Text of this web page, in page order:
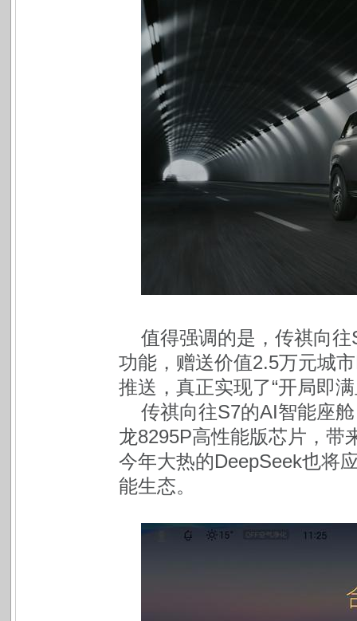
值得强调的是，传祺向
功能，赠送价值2.5万元城
推送，真正实现了“开局即满
传祺向往S7的AI智能座
龙8295P高性能版芯片，带
今年大热的DeepSeek也将
能生态。